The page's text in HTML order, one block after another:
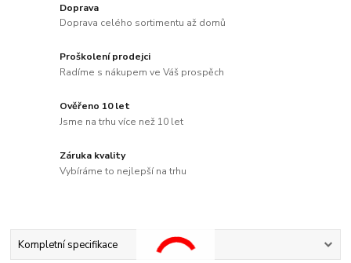
Doprava
Doprava celého sortimentu až domů
Proškolení prodejci
Radíme s nákupem ve Váš prospěch
Ověřeno 10 let
Jsme na trhu více než 10 let
Záruka kvality
Vybíráme to nejlepší na trhu
Kompletní specifikace